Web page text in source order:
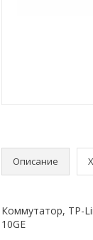
Описание
Коммутатор, TP-
10GE